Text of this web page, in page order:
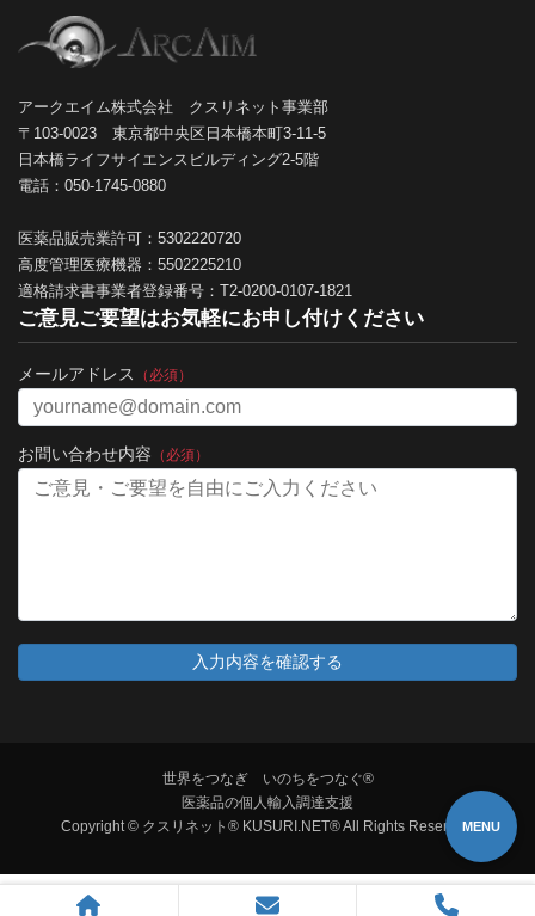
アークエイム株式会社 クスリネット事業部
〒103-0023 東京都中央区日本橋本町3-11-5
日本橋ライフサイエンスビルディング2-5階
電話：050-1745-0880
医薬品販売業許可：5302220720
高度管理医療機器：5502225210
適格請求書事業者登録番号：T2-0200-0107-1821
ご意見ご要望はお気軽にお申し付けください
メールアドレス （必須）
お問い合わせ内容 （必須）
世界をつなぎ いのちをつなぐ®
医薬品の個人輸入調達支援
Copyright © クスリネット® KUSURI.NET® All Rights Reserved.MENU